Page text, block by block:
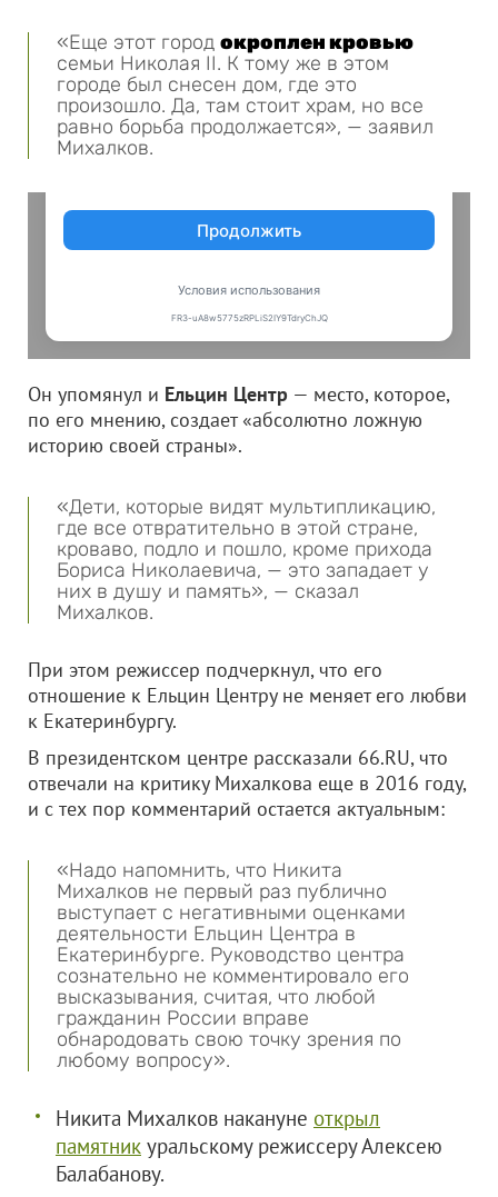
«Еще этот город окроплен кровью
семьи Николая II. К тому же в этом
городе был снесен дом, где это
произошло. Да, там стоит храм, но все
равно борьба продолжается», — заявил
Михалков.
Он упомянул и Ельцин Центр — место, которое,
по его мнению, создает «абсолютно ложную
историю своей страны».
«Дети, которые видят мультипликацию,
где все отвратительно в этой стране,
кроваво, подло и пошло, кроме прихода
Бориса Николаевича, — это западает у
них в душу и память», — сказал
Михалков.
При этом режиссер подчеркнул, что его
отношение к Ельцин Центру не меняет его любви
к Екатеринбургу.
В президентском центре рассказали 66.RU, что
отвечали на критику Михалкова еще в 2016 году,
и с тех пор комментарий остается актуальным:
«Надо напомнить, что Никита
Михалков не первый раз публично
выступает с негативными оценками
деятельности Ельцин Центра в
Екатеринбурге. Руководство центра
сознательно не комментировало его
высказывания, считая, что любой
гражданин России вправе
обнародовать свою точку зрения по
любому вопросу».
Никита Михалков накануне открыл
памятник уральскому режиссеру Алексею
Балабанову.